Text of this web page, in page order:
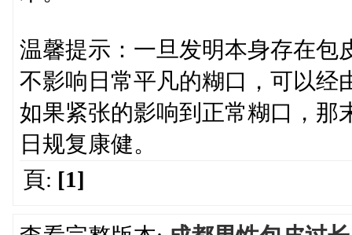
温馨提示：一旦发明本身存在包
不影响日常平凡的糊口，可以经
如果紧张的影响到正常糊口，那
日规复康健。
頁: [1]